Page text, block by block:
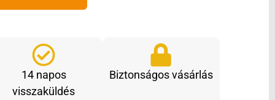
14 napos
visszaküldés
Biztonságos vásárlás